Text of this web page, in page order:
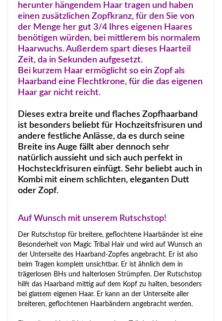
herunter hängendem Haar tragen und haben
einen zusätzlichen Zopfkranz, für den Sie von
der Menge her gut 3/4 Ihres eigenen Haares
benötigen würden, bei mittlerem bis normalem
Haarwuchs. Außerdem spart dieses Haarteil
Zeit, da in Sekunden aufgesetzt.
Bei kurzem Haar ermöglicht so ein Zopf als
Haarband eine Flechtkrone, für die das eigenen
Haar gar nicht reicht.
Dieses extra breite und flaches Zopfhaarband
ist besonders beliebt für Hochzeitsfrisuren und
andere festliche Anlässe, da es durch seine
Breite ins Auge fällt aber dennoch sehr
natürlich aussieht und sich auch perfekt in
Hochsteckfrisuren einfügt. Sehr beliebt auch in
Kombi mit einem schlichten, eleganten Dutt
oder Zopf.
Auf Wunsch mit unserem Rutschstop!
Der Rutschstop für breitere, geflochtene Haarbänder ist eine
Besonderheit von Magic Tribal Hair und wird auf Wunsch an
der Unterseite des Haarband-Zopfes angebracht. Er ist also
beim Tragen komplett unsichtbar. Er ist ähnlich dem in
trägerlosen BHs und halterlosen Strümpfen. Der Rutschstop
hilft das Haarband mittig auf dem Kopf zu halten, besonders
bei glattem eigenen Haar. Er kann an der Unterseite aller
breiteren, geflochtenen Haarbändern angebracht werden.